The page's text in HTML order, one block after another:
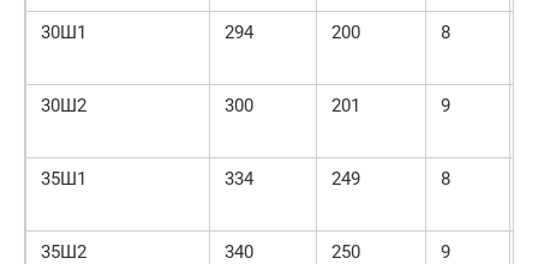
30Ш1 294 200 8
30Ш2 300 201 9
35Ш1 334 249 8
35Ш2 340 250 9